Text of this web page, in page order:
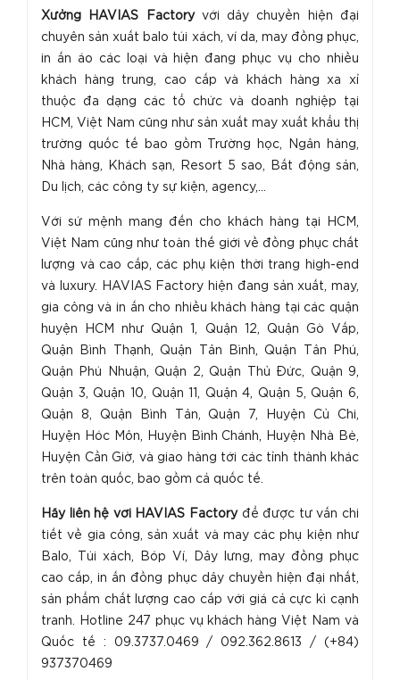
Xưởng HAVIAS Factoryvới dây chuyền hiện đại
chuyên sản xuất balo túi xách, ví da, may đồng phục,
in ấn áo các loại và hiện đang phục vụ cho nhiều
khách hàng trung, cao cấp và khách hàng xa xỉ
thuộc đa dạng các tổ chức và doanh nghiệp tại
HCM, Việt Nam cũng như sản xuất may xuất khẩu thị
trường quốc tế bao gồm Trường học, Ngân hàng,
Nhà hàng, Khách sạn, Resort 5 sao, Bất động sản,
Du lịch, các công ty sự kiện, agency,...
Với sứ mệnh mang đến cho khách hàng tại HCM,
Việt Nam cũng như toàn thế giới về đồng phục chất
lượng và cao cấp, các phụ kiện thời trang high-end
và luxury. HAVIAS Factory hiện đang sản xuất, may,
gia công và in ấn cho nhiều khách hàng tại các quận
huyện HCM như Quận 1, Quận 12, Quận Gò Vấp,
Quận Bình Thạnh, Quận Tân Bình, Quận Tân Phú,
Quận Phú Nhuận, Quận 2, Quận Thủ Đức, Quận 9,
Quận 3, Quận 10, Quận 11, Quận 4, Quận 5, Quận 6,
Quận 8, Quận Bình Tân, Quận 7, Huyện Củ Chi,
Huyện Hóc Môn, Huyện Bình Chánh, Huyện Nhà Bè,
Huyện Cần Giờ, và giao hàng tới các tỉnh thành khác
trên toàn quốc, bao gồm cả quốc tế.
H ãy liên hệ với HAVIAS Factoryđể được tư vấn chi
tiết về gia công, sản xuất và may các phụ kiện như
Balo, Túi xách, Bóp Ví, Dây lưng, may đồng phục
cao cấp, in ấn đồng phục dây chuyền hiện đại nhất,
sản phẩm chất lượng cao cấp với giá cả cực kì cạnh
tranh. Hotline 247 phục vụ khách hàng Việt Nam và
Quốc tế : 09.3737.0469 / 092.362.8613 / (+84)
937370469